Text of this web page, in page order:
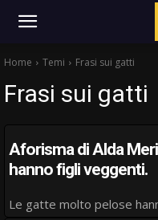
Home Temi Frasi sui gatti
Frasi sui gatti
Aforisma di Alda
hanno figli veggenti.